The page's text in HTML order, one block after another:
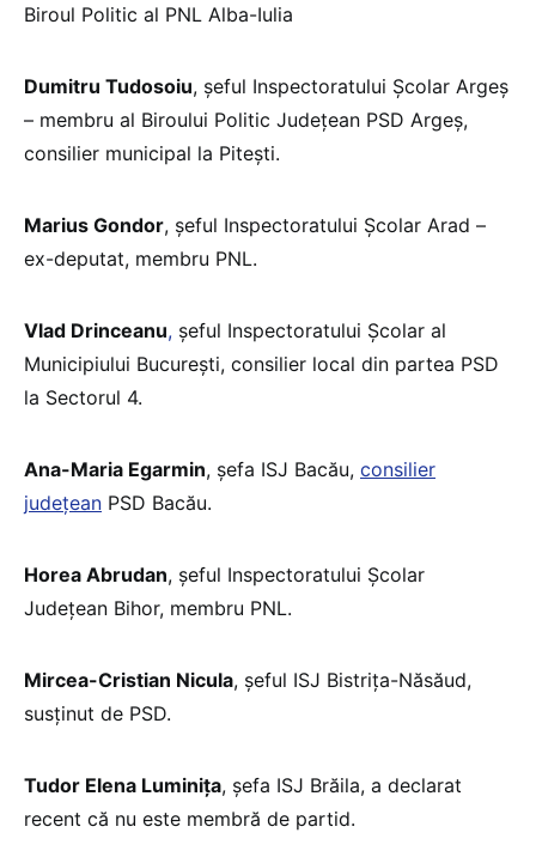
Biroul Politic al PNL Alba-Iulia
Dumitru Tudosoiu, șeful Inspectoratului Școlar Argeș
– membru al Biroului Politic Județean PSD Argeș,
consilier municipal la Pitești.
Marius Gondor, șeful Inspectoratului Școlar Arad –
ex-deputat, membru PNL.
Vlad Drinceanu, șeful Inspectoratului Școlar al
Municipiului București, consilier local din partea PSD
la Sectorul 4.
Ana-Maria Egarmin, șefa ISJ Bacău, consilier
județean PSD Bacău.
Horea Abrudan, șeful Inspectoratului Școlar
Județean Bihor, membru PNL.
Mircea-Cristian Nicula, șeful ISJ Bistrița-Năsăud,
susținut de PSD.
Tudor Elena Luminița, șefa ISJ Brăila, a declarat
recent că nu este membră de partid.